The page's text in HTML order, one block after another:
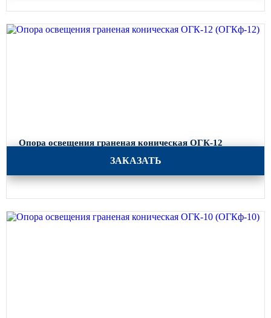
Опора освещения граненая коническая ОГК-12
ЗАКАЗАТЬ